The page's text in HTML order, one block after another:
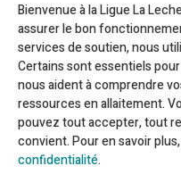
Bienvenue à la Ligue La
assurer le bon
services de soutien, nous
Certains sont essentiels
nous aident à comprendre
ressources en allaitement.
pouvez tout accepter, tout
convient. Pour en savoir
confidentialité.